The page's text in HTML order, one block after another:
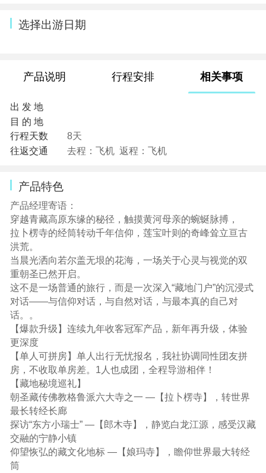
选择出游日期
产品说明 行程安排 相关事项
出 发 地
目 的 地
行程天数
8天
往返交通
去程：飞机 返程：飞机
产品特色
产品经理寄语：
穿越青藏高原东缘的秘径，触摸黄河母亲的蜿蜒脉搏，
拉卜楞寺的经筒转动千年信仰，莲宝叶则的奇峰耸立亘古
洪荒。
当晨光洒向若尔盖无垠的花海，一场关于心灵与视觉的双
重朝圣已然开启。
这不是一场普通的旅行，而是一次深入“藏地门户”的沉浸式
对话——与信仰对话，与自然对话，与最本真的自己对
话。。
【爆款升级】连续九年收客冠军产品，新年再升级，体验
更深度
【单人可拼房】单人出行无忧报名，我社协调同性团友拼
房，不收取单房差。1人也成团，全程导游相伴！
【藏地秘境巡礼】
朝圣藏传佛教格鲁派六大寺之一 —【拉卜楞寺】，转世界
最长转经长廊
探访“东方小瑞士” —【郎木寺】，静览白龙江源，感受汉藏
交融的宁静小镇
仰望恢弘的藏文化地标 —【娘玛寺】，瞻仰世界最大转经
筒